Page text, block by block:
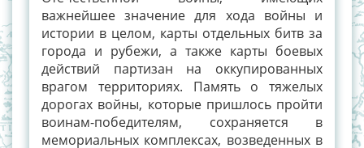
важнейшее значение для хода войны и
истории в целом, карты отдельных битв за
города и рубежи, а также карты боевых
действий партизан на оккупированных
врагом территориях. Память о тяжелых
дорогах войны, которые пришлось пройти
воинам-победителям, сохраняется в
мемориальных комплексах, возведенных в